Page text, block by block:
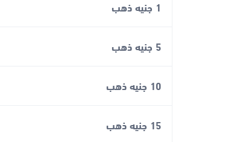
1 جنيه ذهب
5 جنيه ذهب
10 جنيه ذهب
15 جنيه ذهب